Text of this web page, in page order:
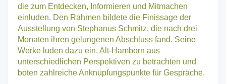
die zum Entdecken, Informieren und Mitmachen
einluden. Den Rahmen bildete die Finissage der
Ausstellung von Stephanus Schmitz, die nach drei
Monaten ihren gelungenen Abschluss fand. Seine
Werke luden dazu ein, Alt-Hamborn aus
unterschiedlichen Perspektiven zu betrachten und
boten zahlreiche Anknüpfungspunkte für Gespräche.